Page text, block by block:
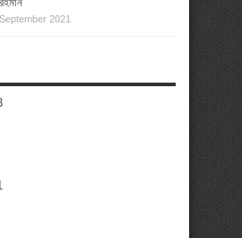
2021